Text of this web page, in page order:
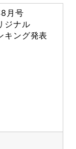
月号
ジナル
キング発表